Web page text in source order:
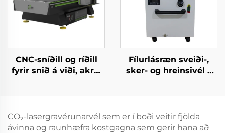
CNC-sníðill og ríðill
fyrir snið á viði, akryl
Fílurlásræn sveiði-,
sker- og hreinsivél –
CO₂-lasergravérunarvél sem er í boði veitir fjölda
ávinna og raunhæfra kostgagna sem gerir hana að